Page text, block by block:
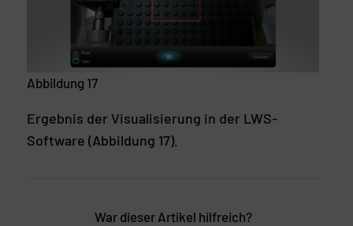
Abbildung 17
Ergebnis der Visualisierung in der LWS-
Software (Abbildung 17).
War dieser Artikel hilfreich?